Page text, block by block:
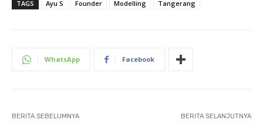
TAGS Ayu S Founder Modelling Tangerang
WhatsApp Facebook
BERITA SEBELUMNYA BERITA SELANJUTNYA